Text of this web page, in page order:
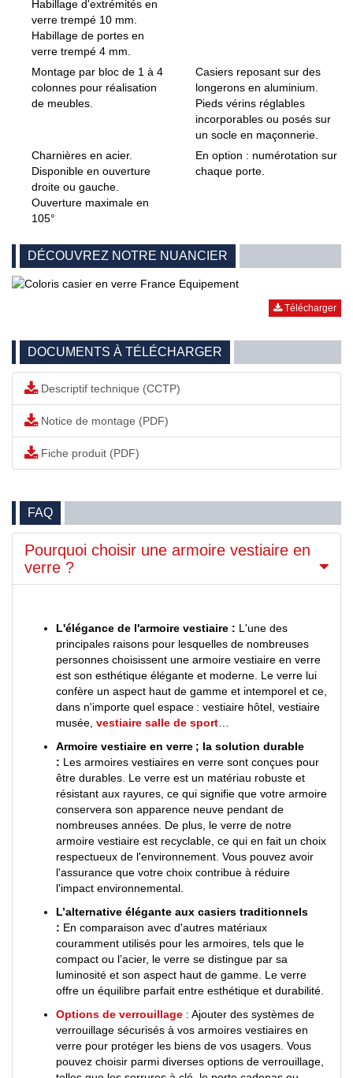
Habillage d'extrémités en
verre trempé 10 mm.
Habillage de portes en
verre trempé 4 mm.
Montage par bloc de 1 à 4
colonnes pour réalisation
de meubles.
Casiers reposant sur des
longerons en aluminium.
Pieds vérins réglables
incorporables ou posés sur
un socle en maçonnerie.
Charnières en acier.
Disponible en ouverture
droite ou gauche.
Ouverture maximale en
105°
En option : numérotation sur
chaque porte.
DÉCOUVREZ NOTRE NUANCIER
Télécharger
DOCUMENTS À TÉLÉCHARGER
Descriptif technique (CCTP)
Notice de montage (PDF)
Fiche produit (PDF)
FAQ
Pourquoi choisir une armoire vestiaire en
verre ?
L'élégance de l'armoire vestiaire : L'une des
principales raisons pour lesquelles de nombreuses
personnes choisissent une armoire vestiaire en verre
est son esthétique élégante et moderne. Le verre lui
confère un aspect haut de gamme et intemporel et ce,
dans n'importe quel espace : vestiaire hôtel, vestiaire
musée, vestiaire salle de sport…
Armoire vestiaire en verre ; la solution durable
: Les armoires vestiaires en verre sont conçues pour
être durables. Le verre est un matériau robuste et
résistant aux rayures, ce qui signifie que votre armoire
conservera son apparence neuve pendant de
nombreuses années. De plus, le verre de notre
armoire vestiaire est recyclable, ce qui en fait un choix
respectueux de l'environnement. Vous pouvez avoir
l'assurance que votre choix contribue à réduire
l'impact environnemental.
L’alternative élégante aux casiers traditionnels
: En comparaison avec d'autres matériaux
couramment utilisés pour les armoires, tels que le
compact ou l’acier, le verre se distingue par sa
luminosité et son aspect haut de gamme. Le verre
offre un équilibre parfait entre esthétique et durabilité.
Options de verrouillage : Ajouter des systèmes de
verrouillage sécurisés à vos armoires vestiaires en
verre pour protéger les biens de vos usagers. Vous
pouvez choisir parmi diverses options de verrouillage,